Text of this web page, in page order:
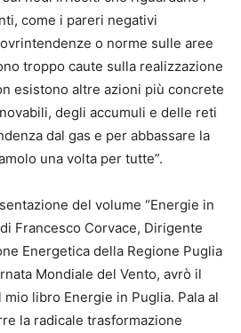
come i pareri negativi
o norme sulle aree
troppo caute sulla realizzazione
esistono altre azioni più concrete
degli accumuli e delle reti
dal gas e per abbassare la
una volta per tutte”.
del volume “Energie in
Francesco Corvace, Dirigente
Energetica della Regione Puglia
Mondiale del Vento, avrò il
libro Energie in Puglia. Pala al
la radicale trasformazione